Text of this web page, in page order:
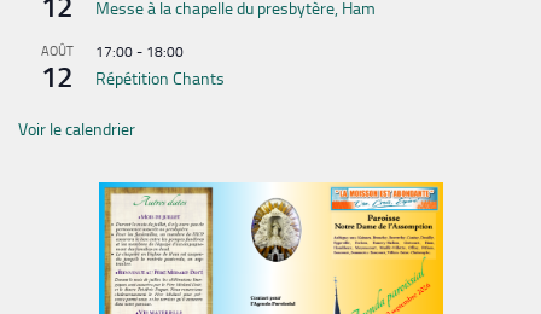
Messe à la chapelle du presbytère, Ham
AOÛT
12
17:00 - 18:00
Répétition Chants
Voir le calendrier